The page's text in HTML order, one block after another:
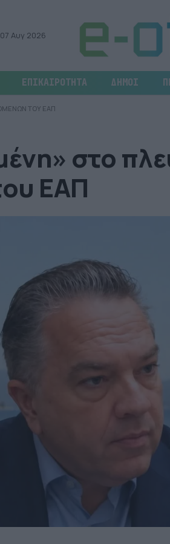
Αυγ 2026
ΕΠΙΚΑΙΡΟΤΗΤΑ ΔΗΜΟΙ
ΤΟΥ ΕΑΠ
στο
ΕΑΠ